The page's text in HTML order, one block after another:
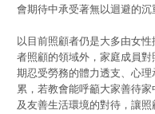
會期待中承受著無以迴避的沉
以目前照顧者仍是大多由女
者照顧的領域外，家庭成員
期忍受勞務的體力透支、心
累，若教會能呼籲大家善待
及友善生活環境的對待，讓